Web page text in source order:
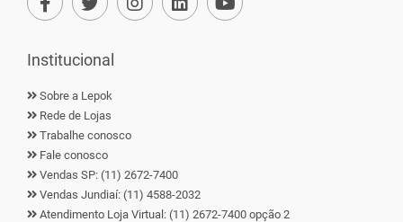
Institucional
Sobre a Lepok
Rede de Lojas
Trabalhe conosco
Fale conosco
Vendas SP: (11) 2672-7400
Vendas Jundiaí: (11) 4588-2032
Atendimento Loja Virtual: (11) 2672-7400 opção 2